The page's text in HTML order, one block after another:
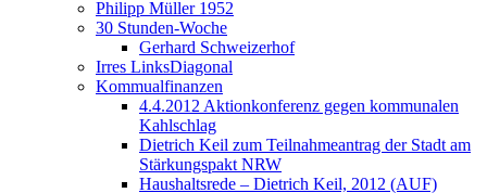
Philipp Müller 1952
30 Stunden-Woche
Gerhard Schweizerhof
Irres LinksDiagonal
Kommualfinanzen
4.4.2012 Aktionkonferenz gegen kommunalen
Kahlschlag
Dietrich Keil zum Teilnahmeantrag der Stadt am
Stärkungspakt NRW
Haushaltsrede – Dietrich Keil, 2012 (AUF)